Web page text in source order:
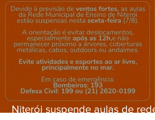
Niterói suspende aulas de rede